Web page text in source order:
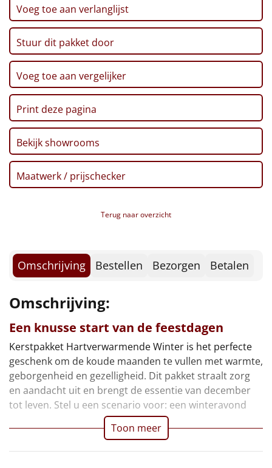
Alle thema's
Artikel
Hitster NIEUW
Pizzarette
Tas
Wake up light
NIEUW
Borrelplank
NIEUW
Noodradio NIEUW
Deken (fleece plaid)
Alle artikelen
Overige
Ideeën
Voeg toe aan verlanglijst
Stuur dit pakket door
Voeg toe aan vergelijker
Print deze pagina
Bekijk showrooms
Maatwerk / prijschecker
Terug naar overzicht
Omschrijving Bestellen Bezorgen Betalen
Omschrijving:
Een knusse start van de feestdagen
Kerstpakket Hartverwarmende Winter is het perfecte
geschenk om de koude maanden te vullen met warmte,
geborgenheid en gezelligheid. Dit pakket straalt zorg
en aandacht uit en brengt de essentie van december
tot leven. Stel u een scenario voor: een winteravond
Toon meer